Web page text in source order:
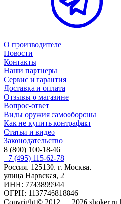
О производителе
Новости
Контакты
Наши партнеры
Сервис и гарантия
Доставка и оплата
Отзывы о магазине
Вопрос-ответ
Виды оружия самообороны
Как не купить контрафакт
Статьи и видео
Законодательство
8 (800) 100-18-46
+7 (495) 115-62-78
Россия, 125130, г. Москва,
улица Нарвская, 2
ИНН: 7743899944
ОГРН: 1137746818846
Copyright © 2012 — 2026 shoker.ru |